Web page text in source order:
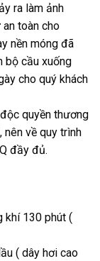
ra làm ảnh
toàn cho
nền móng đã
bộ cầu xuống
cho quý khách
quyền thương
nên về quy trình
đầy đủ.
khí 130 phút (
( dây hơi cao